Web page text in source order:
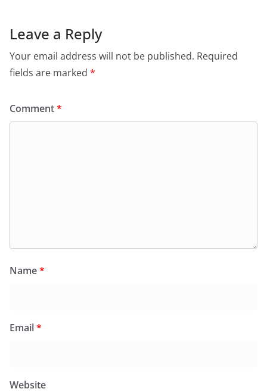
Leave a Reply
Your email address will not be published. Required
fields are marked *
Comment*
Name*
Email*
Website